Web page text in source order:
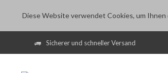
Diese Website verwendet Cookies, um
Sicherer und schneller Versand